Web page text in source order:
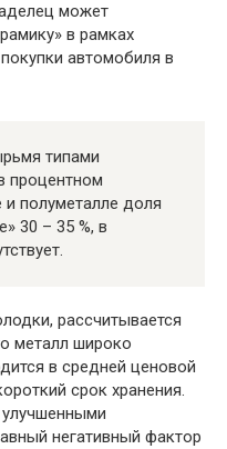
может
в рамках
автомобиля в
типами
процентном
полуметалле доля
30 – 35 %, в
рассчитывается
металл широко
в средней ценовой
срок хранения.
негативный фактор